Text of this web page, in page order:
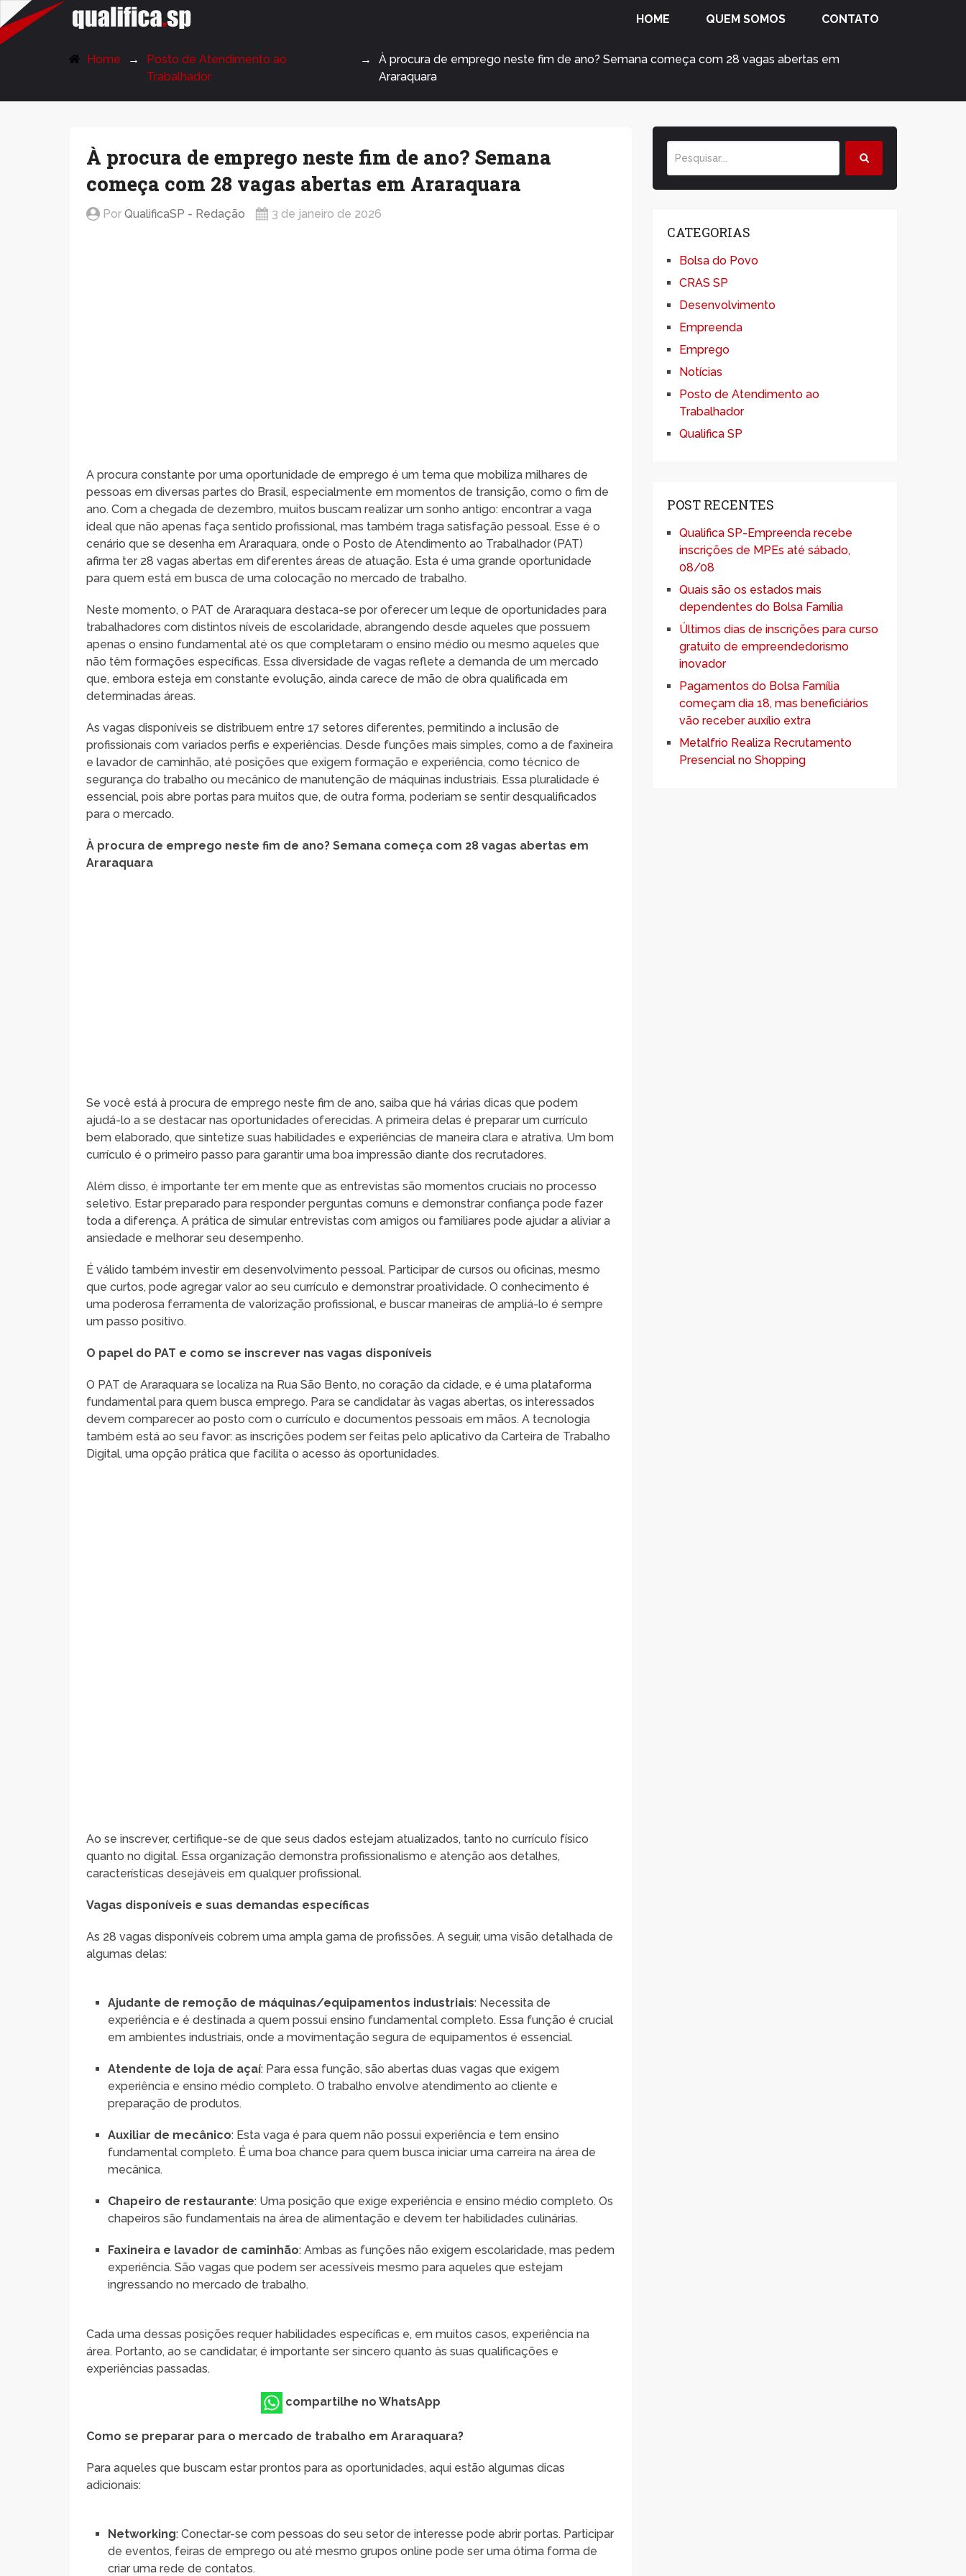
QualificaSP.com HOME QUEM SOMOS CONTATO
Home
Posto de Atendimento ao
Trabalhador
À procura de emprego neste fim de ano? Semana começa com 28 vagas abertas em
Araraquara
À procura de emprego neste fim de ano? Semana
começa com 28 vagas abertas em Araraquara
PorQualificaSP - Redação 3 de janeiro de 2026
A procura constante por uma oportunidade de emprego é um tema que mobiliza milhares de
pessoas em diversas partes do Brasil, especialmente em momentos de transição, como o fim de
ano. Com a chegada de dezembro, muitos buscam realizar um sonho antigo: encontrar a vaga
ideal que não apenas faça sentido profissional, mas também traga satisfação pessoal. Esse é o
cenário que se desenha em Araraquara, onde o Posto de Atendimento ao Trabalhador (PAT)
afirma ter 28 vagas abertas em diferentes áreas de atuação. Esta é uma grande oportunidade
para quem está em busca de uma colocação no mercado de trabalho.
Neste momento, o PAT de Araraquara destaca-se por oferecer um leque de oportunidades para
trabalhadores com distintos níveis de escolaridade, abrangendo desde aqueles que possuem
apenas o ensino fundamental até os que completaram o ensino médio ou mesmo aqueles que
não têm formações específicas. Essa diversidade de vagas reflete a demanda de um mercado
que, embora esteja em constante evolução, ainda carece de mão de obra qualificada em
determinadas áreas.
As vagas disponíveis se distribuem entre 17 setores diferentes, permitindo a inclusão de
profissionais com variados perfis e experiências. Desde funções mais simples, como a de faxineira
e lavador de caminhão, até posições que exigem formação e experiência, como técnico de
segurança do trabalho ou mecânico de manutenção de máquinas industriais. Essa pluralidade é
essencial, pois abre portas para muitos que, de outra forma, poderiam se sentir desqualificados
para o mercado.
À procura de emprego neste fim de ano? Semana começa com 28 vagas abertas em
Araraquara
Se você está à procura de emprego neste fim de ano, saiba que há várias dicas que podem
ajudá-lo a se destacar nas oportunidades oferecidas. A primeira delas é preparar um currículo
bem elaborado, que sintetize suas habilidades e experiências de maneira clara e atrativa. Um bom
currículo é o primeiro passo para garantir uma boa impressão diante dos recrutadores.
Além disso, é importante ter em mente que as entrevistas são momentos cruciais no processo
seletivo. Estar preparado para responder perguntas comuns e demonstrar confiança pode fazer
toda a diferença. A prática de simular entrevistas com amigos ou familiares pode ajudar a aliviar a
ansiedade e melhorar seu desempenho.
É válido também investir em desenvolvimento pessoal. Participar de cursos ou oficinas, mesmo
que curtos, pode agregar valor ao seu currículo e demonstrar proatividade. O conhecimento é
uma poderosa ferramenta de valorização profissional, e buscar maneiras de ampliá-lo é sempre
um passo positivo.
O papel do PAT e como se inscrever nas vagas disponíveis
O PAT de Araraquara se localiza na Rua São Bento, no coração da cidade, e é uma plataforma
fundamental para quem busca emprego. Para se candidatar às vagas abertas, os interessados
devem comparecer ao posto com o currículo e documentos pessoais em mãos. A tecnologia
também está ao seu favor: as inscrições podem ser feitas pelo aplicativo da Carteira de Trabalho
Digital, uma opção prática que facilita o acesso às oportunidades.
Ao se inscrever, certifique-se de que seus dados estejam atualizados, tanto no currículo físico
quanto no digital. Essa organização demonstra profissionalismo e atenção aos detalhes,
características desejáveis em qualquer profissional.
Vagas disponíveis e suas demandas específicas
As 28 vagas disponíveis cobrem uma ampla gama de profissões. A seguir, uma visão detalhada de
algumas delas:
Ajudante de remoção de máquinas/equipamentos industriais: Necessita de
experiência e é destinada a quem possui ensino fundamental completo. Essa função é crucial
em ambientes industriais, onde a movimentação segura de equipamentos é essencial.
Atendente de loja de açaí: Para essa função, são abertas duas vagas que exigem
experiência e ensino médio completo. O trabalho envolve atendimento ao cliente e
preparação de produtos.
Auxiliar de mecânico: Esta vaga é para quem não possui experiência e tem ensino
fundamental completo. É uma boa chance para quem busca iniciar uma carreira na área de
mecânica.
Chapeiro de restaurante: Uma posição que exige experiência e ensino médio completo. Os
chapeiros são fundamentais na área de alimentação e devem ter habilidades culinárias.
Faxineira e lavador de caminhão: Ambas as funções não exigem escolaridade, mas pedem
experiência. São vagas que podem ser acessíveis mesmo para aqueles que estejam
ingressando no mercado de trabalho.
Cada uma dessas posições requer habilidades específicas e, em muitos casos, experiência na
área. Portanto, ao se candidatar, é importante ser sincero quanto às suas qualificações e
experiências passadas.
compartilhe no WhatsApp
Como se preparar para o mercado de trabalho em Araraquara?
Para aqueles que buscam estar prontos para as oportunidades, aqui estão algumas dicas
adicionais:
Networking: Conectar-se com pessoas do seu setor de interesse pode abrir portas. Participar
de eventos, feiras de emprego ou até mesmo grupos online pode ser uma ótima forma de
criar uma rede de contatos.
CATEGORIAS
Bolsa do Povo
CRAS SP
Desenvolvimento
Empreenda
Emprego
Notícias
Posto de Atendimento ao
Trabalhador
Qualifica SP
POST RECENTES
Qualifica SP-Empreenda recebe
inscrições de MPEs até sábado,
08/08
Quais são os estados mais
dependentes do Bolsa Família
Últimos dias de inscrições para curso
gratuito de empreendedorismo
inovador
Pagamentos do Bolsa Família
começam dia 18, mas beneficiários
vão receber auxílio extra
Metalfrio Realiza Recrutamento
Presencial no Shopping